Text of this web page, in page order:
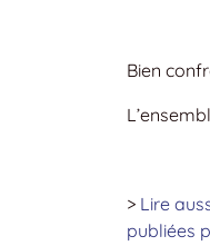
Bien
> Lire
publiées